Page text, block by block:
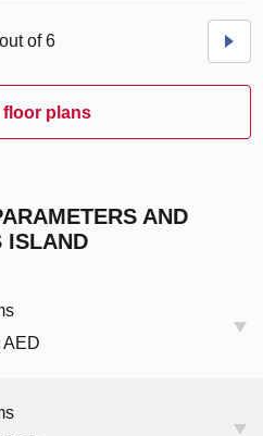
floor plans
of 6
AND
ISLAND
AED